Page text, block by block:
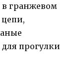
в гранжевом
прогулки